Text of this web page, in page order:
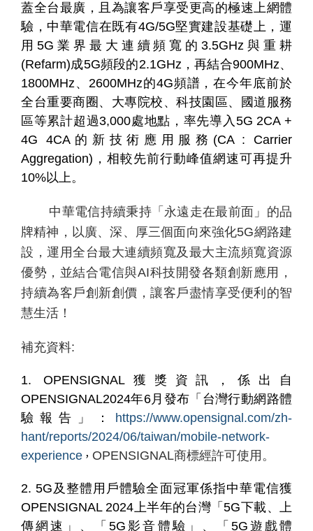
蓋全台最廣，且為讓客戶享受更高的極速上網體
驗，中華電信在既有4G/5G堅實建設基礎上，運
用5G業界最大連續頻寬的3.5GHz與重耕
(Refarm)成5G頻段的2.1GHz，再結合900MHz、
1800MHz、2600MHz的4G頻譜，在今年底前於
全台重要商圈、大專院校、科技園區、國道服務
區等累計超過3,000處地點，率先導入5G 2CA +
4G 4CA的新技術應用服務(CA : Carrier
Aggregation)，相較先前行動峰值網速可再提升
10%以上。
中華電信持續秉持「永遠走在最前面」的品
牌精神，以廣、深、厚三個面向來強化5G網路建
設，運用全台最大連續頻寬及最大主流頻寬資源
優勢，並結合電信與AI科技開發各類創新應用，
持續為客戶創新創價，讓客戶盡情享受便利的智
慧生活！
補充資料:
1. OPENSIGNAL獲獎資訊，係出自
OPENSIGNAL2024年6月發布「台灣行動網路體
驗報告」： https://www.opensignal.com/zh-
hant/reports/2024/06/taiwan/mobile-network-
experience ， OPENSIGNAL商標經許可使用。
2.5G及整體用戶體驗全面冠軍係指中華電信獲
OPENSIGNAL 2024上半年的台灣「5G下載、上
傳網速」、「5G 影音體驗」、「 5G 遊戲體